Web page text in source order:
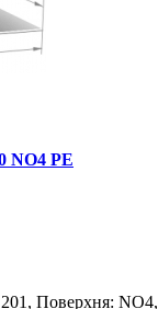
NO4 PE
Поверхня: NO4,